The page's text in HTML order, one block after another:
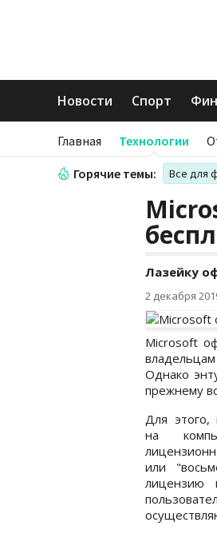
Новости Спорт
Главная Технологии
Горячие темы: Все для
Лазейку
2 декабря
Microsoft
Однако
прежнему
Для этого,
на
или
лицензию